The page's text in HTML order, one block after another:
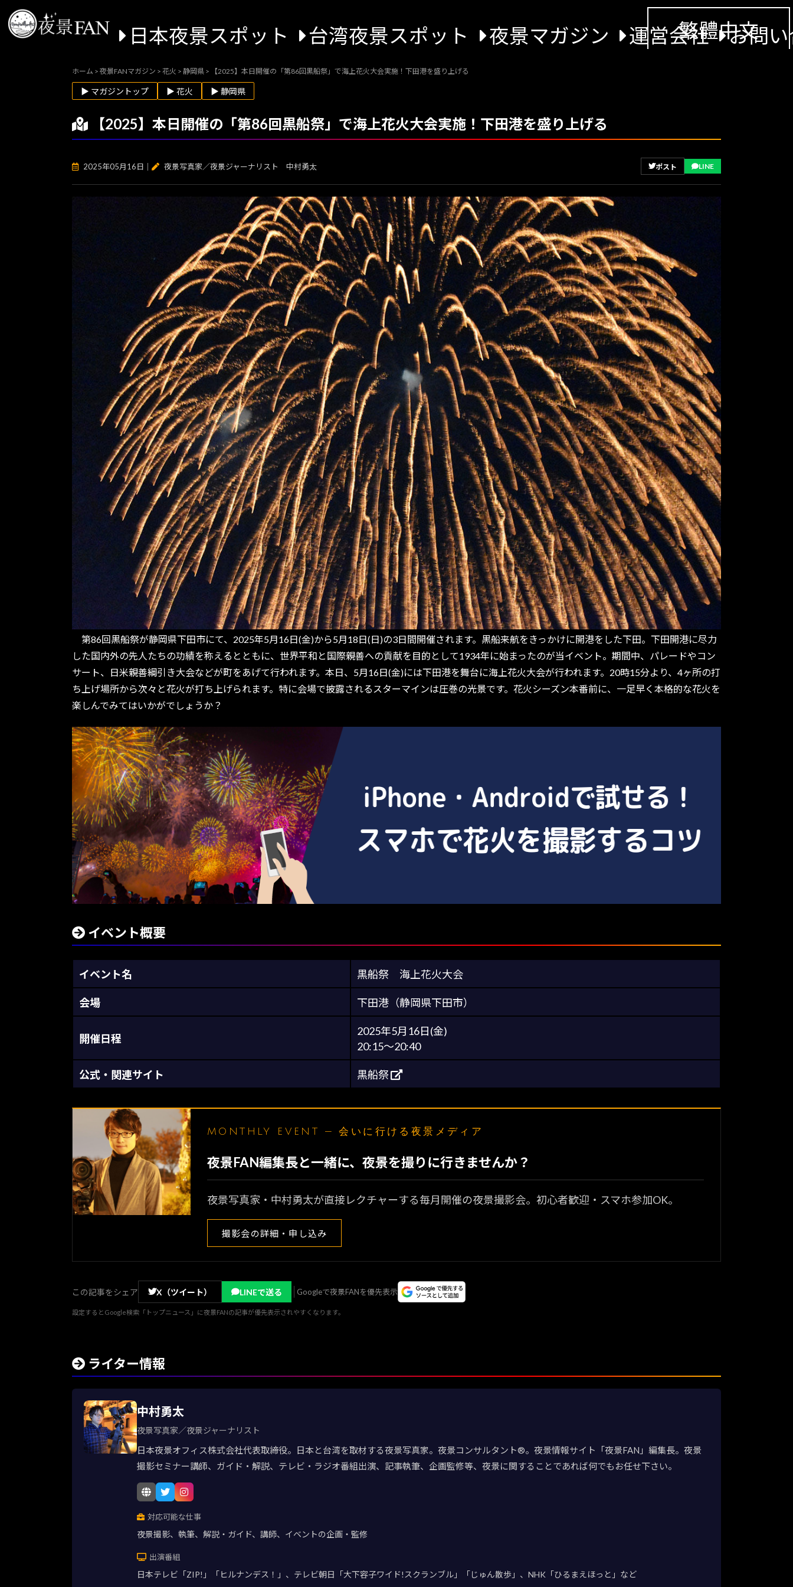
日本夜景スポット 台湾夜景スポット 夜景マガジン 運営会社 お問
繁體中文
ホーム > 夜景FANマガジン > 花火 > 静岡県 > 【2025】本日開催の「第86回黒船祭」で海上花火大会実施！下田港を盛り上げる
▶ マガジントップ ▶ 花火 ▶ 静岡県
【2025】本日開催の「第86回黒船祭」で海上花火大会実施！下田港を盛り上げる
2025年05月16日 夜景写真家／夜景ジャーナリスト 中村勇太 ポスト LINE
第86回黒船祭が静岡県下田市にて、2025年5月16日(金)から5月18日(日)の3日間開催されます。黒船来航をきっかけに開港をした下田。下田開港に尽力
した国内外の先人たちの功績を称えるとともに、世界平和と国際親善への貢献を目的として1934年に始まったのが当イベント。期間中、パレードやコン
サート、日米親善綱引き大会などが町をあげて行われます。本日、5月16日(金)には下田港を舞台に海上花火大会が行われます。20時15分より、4ヶ所の打
ち上げ場所から次々と花火が打ち上げられます。特に会場で披露されるスターマインは圧巻の光景です。花火シーズン本番前に、一足早く本格的な花火を
楽しんでみてはいかがでしょうか？
イベント概要
イベント名 黒船祭 海上花火大会
会場 下田港（静岡県下田市）
開催日程
2025年5月16日(金)
20:15〜20:40
公式・関連サイト 黒船祭
MONTHLY EVENT — 会いに行ける夜景メディア
夜景FAN編集長と一緒に、夜景を撮りに行きませんか？
夜景写真家・中村勇太が直接レクチャーする毎月開催の夜景撮影会。初心者歓迎・スマホ参加OK。
撮影会の詳細・申し込み
この記事をシェア X（ツイート） LINEで送る Googleで夜景FANを優先表示
設定するとGoogle検索「トップニュース」に夜景FANの記事が優先表示されやすくなります。
ライター情報
中村勇太
夜景写真家／夜景ジャーナリスト
日本夜景オフィス株式会社代表取締役。日本と台湾を取材する夜景写真家。夜景コンサルタント®。夜景情報サイト「夜景FAN」編集長。夜景
撮影セミナー講師、ガイド・解説、テレビ・ラジオ番組出演、記事執筆、企画監修等、夜景に関することであれば何でもお任せ下さい。
対応可能な仕事
夜景撮影、執筆、解説・ガイド、講師、イベントの企画・監修
出演番組
日本テレビ「ZIP!」「ヒルナンデス！」、テレビ朝日「大下容子ワイド!スクランブル」「じゅん散歩」、NHK「ひるまえほっと」など